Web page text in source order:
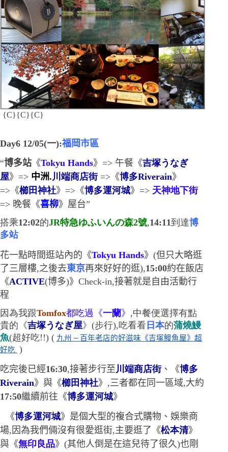
{C}{C}{C}
Day6 12/05(一):福岡市區
“博多站 《Tokyu Hands》 => 午餐《吉塚うなぎ
屋》 => 中洲.川端商店街=> 《博多Riverain》
=> 《櫛田神社》 => 《博多運河城》 => 天神地下街
=> 晚餐《喜柳》屋台”
搭乘12:02的JR特急ゆふいんの森2號,14:11到達博
多站
花一點時間逛站內的《Tokyu Hands》 (但只大略逛
了三層樓,之後去東京再來好好的逛),15:00約在飯店
《ACTIVE(博多)》 Check-in,接著就是自由活動行
程
因為我跟Tomfox都吃過《一蘭》 ,中餐便選擇有點
貴的《吉塚うなぎ屋》 (步行),吃看看 日本的蒲燒鰻
魚(超好吃!!) ( 九州 – 百年老店的好滋味《吉塚鰻魚屋》超
好吃 )
吃完後已經16:30,接著步行至 川端商店街、《博多
Riverain》與《櫛田神社》,三者都在同一區域,大約
17:50繼續前往《博多運河城》
《博多運河城》是個大型的複合式購物、娛樂商
場,因為我們倆沒有很愛逛街,主要逛了《松本清》
與《無印良品》 (其他人倒是在這兒待了很久)也剛